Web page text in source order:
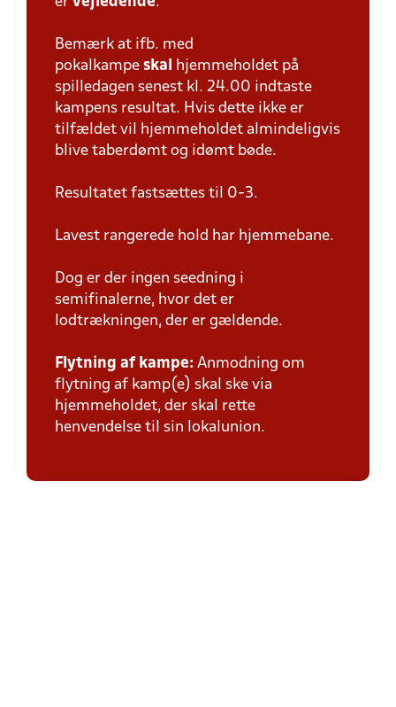
Bemærk at ifb. med
pokalkampe skal
hjemmeholdet på
spilledagen senest kl. 24.00 indtaste
kampens resultat. Hvis dette ikke er
tilfældet vil hjemmeholdet almindeligvis
blive taberdømt og idømt bøde.
Resultatet fastsættes til 0-3.
Lavest rangerede hold har hjemmebane.
Dog er der ingen seedning i
semifinalerne, hvor det er
lodtrækningen, der er gældende.
Flytning af kampe: Anmodning om
flytning af kamp(e) skal ske via
hjemmeholdet, der skal rette
henvendelse til sin lokalunion.